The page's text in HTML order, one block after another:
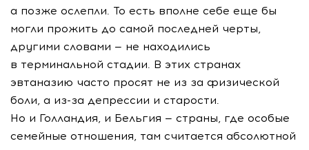
а позже ослепли. То есть вполне себе еще бы
могли прожить до самой последней черты,
другими словами — не находились
в терминальной стадии. В этих странах
эвтаназию часто просят не из за физической
боли, а из-за депрессии и старости.
Но и Голландия, и Бельгия — страны, где особые
семейные отношения, там считается абсолютной